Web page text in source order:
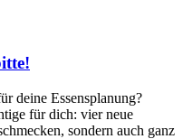
deine Essensplanung?
für dich: vier neue
sondern auch ganz